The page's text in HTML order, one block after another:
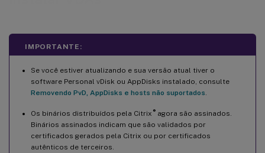
IMPORTANTE:
Se você estiver atualizando e sua versão atual tiver o
software Personal vDisk ou AppDisks instalado, consulte
Removendo PvD, AppDisks e hosts não suportados
Os binários distribuídos pela Citrix ®agora são assinados.
Binários assinados indicam que são validados por
certificados gerados pela Citrix ou por certificados
autênticos de terceiros.
Citrix Optimizer
Personalizar um VDA
Solução de problemas